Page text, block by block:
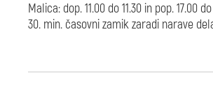
Malica: dop. 11.00 do 11.30 in pop. 17.00
30. min. časovni zamik zaradi narave